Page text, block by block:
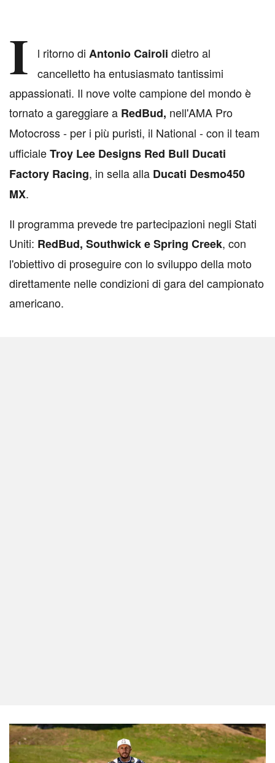
I l ritorno di Antonio Cairoli dietro al
cancelletto ha entusiasmato tantissimi
appassionati. Il nove volte campione del mondo è
tornato a gareggiare a RedBud, nell'AMA Pro
Motocross - per i più puristi, il National -con il team
ufficialeTroy Lee Designs Red Bull Ducati
Factory Racing, in sella alla Ducati Desmo450
MX.
Il programma prevede tre partecipazioni negli Stati
Uniti: RedBud, Southwick e Spring Creek, con
l'obiettivo di proseguire con lo sviluppo della moto
direttamente nelle condizioni di gara del campionato
americano.